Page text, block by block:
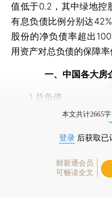
值低于0.2，其中绿地控
有息负债比例分别达
股份的净负债率超出
用资产对总负债的保障率
一、中国各大房
1.总负债
本文共计2665
登录 后获取已
财新通会员
可畅读全文